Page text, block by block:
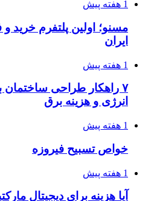
1 هفته پیش
مسنو؛ اولین پلتفرم خرید
ایران
1 هفته پیش
۷ راهکار طراحی
انرژی و هزینه برق
1 هفته پیش
خواص تسبیح فیروزه
1 هفته پیش
آیا هزینه برای دیجیتال